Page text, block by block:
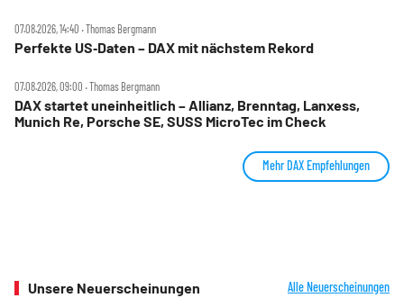
07.08.2026, 14:40 ‧ Thomas Bergmann
Perfekte US‑Daten – DAX mit nächstem Rekord
07.08.2026, 09:00 ‧ Thomas Bergmann
DAX startet uneinheitlich – Allianz, Brenntag, Lanxess,
Munich Re, Porsche SE, SUSS MicroTec im Check
Mehr DAX Empfehlungen
Unsere Neuerscheinungen Alle Neuerscheinungen